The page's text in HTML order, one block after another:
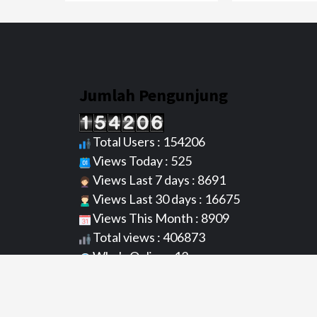
Jumlah Pengunjung
Total Users : 154206
Views Today : 525
Views Last 7 days : 8691
Views Last 30 days : 16675
Views This Month : 8909
Total views : 406873
Who's Online : 12